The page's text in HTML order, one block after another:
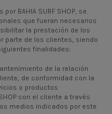
BAHIA SURF SHOP, se
que fueran necesarios
la prestación de los
parte de los clientes, siendo
finalidades:
de la relación
de conformidad con la
o productos
con el cliente a través
medios indicados por este